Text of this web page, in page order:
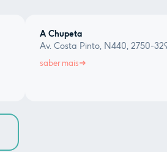
A Chupeta
Av. Costa Pinto, N440, 2750-
saber mais